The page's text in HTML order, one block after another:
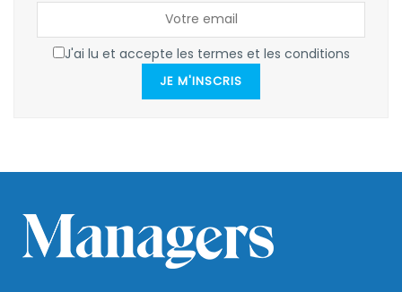
J'ai lu et accepte les termes et les conditions
JE M'INSCRIS